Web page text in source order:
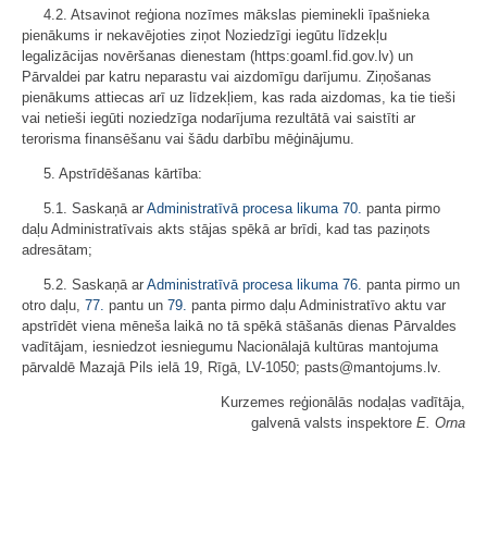
4.2. Atsavinot reģiona nozīmes mākslas pieminekli īpašnieka
pienākums ir nekavējoties ziņot Noziedzīgi iegūtu līdzekļu
legalizācijas novēršanas dienestam (https:goaml.fid.gov.lv) un
Pārvaldei par katru neparastu vai aizdomīgu darījumu. Ziņošanas
pienākums attiecas arī uz līdzekļiem, kas rada aizdomas, ka tie tieši
vai netieši iegūti noziedzīga nodarījuma rezultātā vai saistīti ar
terorisma finansēšanu vai šādu darbību mēģinājumu.
5. Apstrīdēšanas kārtība:
5.1. Saskaņā ar Administratīvā procesa likuma 70. panta pirmo
daļu Administratīvais akts stājas spēkā ar brīdi, kad tas paziņots
adresātam;
5.2. Saskaņā ar Administratīvā procesa likuma 76. panta pirmo un
otro daļu, 77. pantu un 79. panta pirmo daļu Administratīvo aktu var
apstrīdēt viena mēneša laikā no tā spēkā stāšanās dienas Pārvaldes
vadītājam, iesniedzot iesniegumu Nacionālajā kultūras mantojuma
pārvaldē Mazajā Pils ielā 19, Rīgā, LV-1050; pasts@mantojums.lv.
Kurzemes reģionālās nodaļas vadītāja,
galvenā valsts inspektore E. Orna